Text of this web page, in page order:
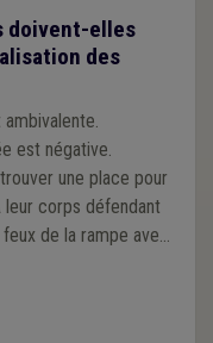
doivent-elles
des
est négative.
une place pour
leur corps défendant
de la rampe avec